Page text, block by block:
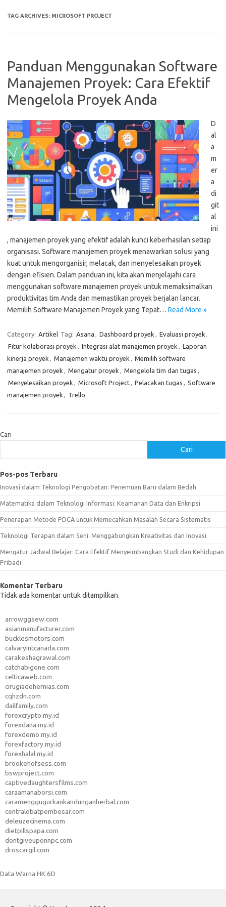
TAG ARCHIVES: MICROSOFT PROJECT
Panduan Menggunakan Software
Manajemen Proyek: Cara Efektif
Mengelola Proyek Anda
D
al
a
m
er
a
di
git
al
ini
, manajemen proyek yang efektif adalah kunci keberhasilan setiap
organisasi. Software manajemen proyek menawarkan solusi yang
kuat untuk mengorganisir, melacak, dan menyelesaikan proyek
dengan efisien. Dalam panduan ini, kita akan menjelajahi cara
menggunakan software manajemen proyek untuk memaksimalkan
produktivitas tim Anda dan memastikan proyek berjalan lancar.
Memilih Software Manajemen Proyek yang Tepat… Read More »
Category: Artikel Tag: Asana , Dashboard proyek , Evaluasi proyek ,
Fitur kolaborasi proyek , Integrasi alat manajemen proyek , Laporan
kinerja proyek , Manajemen waktu proyek , Memilih software
manajemen proyek , Mengatur proyek , Mengelola tim dan tugas ,
Menyelesaikan proyek , Microsoft Project, Pelacakan tugas , Software
manajemen proyek , Trello
Cari
Cari
Pos-pos Terbaru
Inovasi dalam Teknologi Pengobatan: Penemuan Baru dalam Bedah
Matematika dalam Teknologi Informasi: Keamanan Data dan Enkripsi
Penerapan Metode PDCA untuk Memecahkan Masalah Secara Sistematis
Teknologi Terapan dalam Seni: Menggabungkan Kreativitas dan Inovasi
Mengatur Jadwal Belajar: Cara Efektif Menyeimbangkan Studi dan Kehidupan
Pribadi
Komentar Terbaru
Tidak ada komentar untuk ditampilkan.
arrowggsew.com
asianmanufacturer.com
bucklesmotors.com
calvaryintcanada.com
carakeshagrawal.com
catchabigone.com
celticaweb.com
cirugiadehernias.com
cqhzdn.com
dailfamily.com
forexcrypto.my.id
forexdana.my.id
forexdemo.my.id
forexfactory.my.id
forexhalal.my.id
brookehofsess.com
bswproject.com
captivedaughtersfilms.com
caraamanaborsi.com
caramenggugurkankandunganherbal.com
centralobatpembesar.com
deleuzecinema.com
dietpillspapa.com
dontgiveuponnpc.com
droscargil.com
Data Warna HK 6D